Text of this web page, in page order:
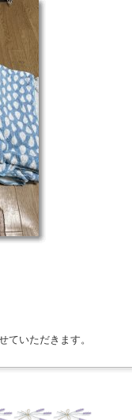
ていただきます。